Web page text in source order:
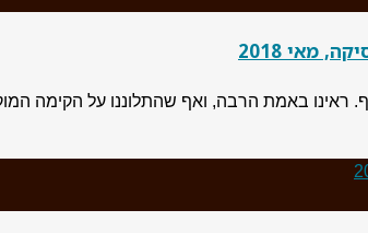
מאי 2018
באמת הרבה, ואף שהתלוננו על הקימה